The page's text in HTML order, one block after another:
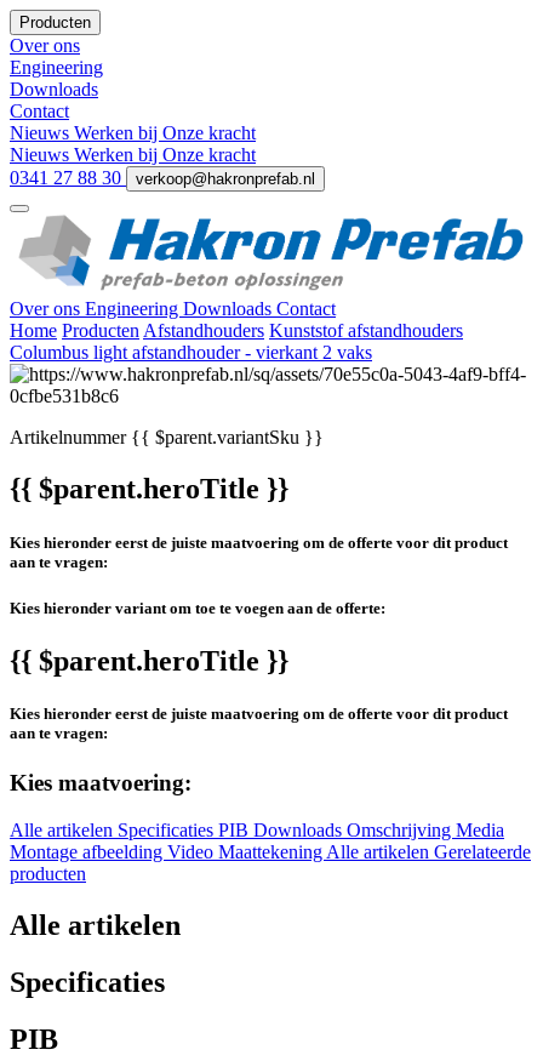
Producten
Over ons
Engineering
Downloads
Contact
Nieuws Werken bij Onze kracht
Nieuws Werken bij Onze kracht
0341 27 88 30
verkoop@hakronprefab.nl
Over ons Engineering Downloads Contact
Home ProductenAfstandhouders Kunststof afstandhouders
Columbus light afstandhouder - vierkant 2 vaks
Artikelnummer{{ $parent.variantSku }}
{{ $parent.heroTitle }}
Kies hieronder eerst de juiste maatvoering om de offerte voor dit product
aan te vragen:
Kies hieronder variant om toe te voegen aan de offerte:
{{ $parent.heroTitle }}
Kies hieronder eerst de juiste maatvoering om de offerte voor dit product
aan te vragen:
Kies maatvoering:
Alle artikelen Specificaties PIB Downloads Omschrijving Media
Montage afbeelding Video Maattekening Alle artikelen Gerelateerde
producten
Alle artikelen
Specificaties
PIB